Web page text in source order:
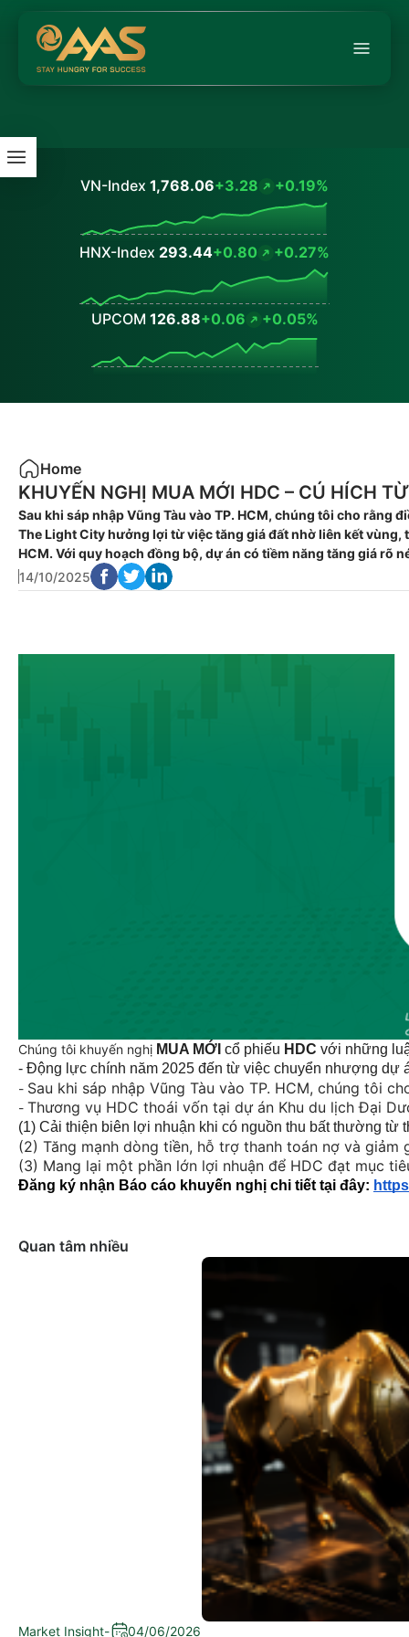
VN-Index 1,768.06+3.28 +0.19%
HNX-Index 293.44+0.80 +0.27%
UPCOM 126.88+0.06 +0.05%
Home
KHUYẾN NGHỊ MUA MỚI HDC – CÚ HÍCH
Sau khi sáp nhập Vũng Tàu vào TP. HCM, chúng tôi cho rằng
The Light City hưởng lợi từ việc tăng giá đất nhờ liên kết
HCM. Với quy hoạch đồng bộ, dự án có tiềm năng tăng giá rõ
14/10/2025
Chúng tôi khuyến nghị MUA MỚI cổ phiếu HDC với những
- Động lực chính năm 2025 đến từ việc chuyển nhượng dự
- Sau khi sáp nhập Vũng Tàu vào TP. HCM, chúng tôi
- Thương vụ HDC thoái vốn tại dự án Khu du lịch Đại
(1) Cải thiện biên lợi nhuận khi có nguồn thu bất thường từ
(2) Tăng mạnh dòng tiền, hỗ trợ thanh toán nợ và giảm
(3) Mang lại một phần lớn lợi nhuận để HDC đạt mục
Đăng ký nhận Báo cáo khuyến nghị chi tiết tại đây:
Quan tâm nhiều
Market Insight- 04/06/2026